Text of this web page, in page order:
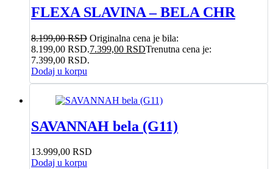
FLEXA SLAVINA – BELA CHR
8.199,00RSD Originalna cena je bila:
8.199,00 RSD.7.399,00 RSDTrenutna cena je:
7.399,00 RSD.
Dodaj u korpu
SAVANNAH bela (G11)
13.999,00 RSD
Dodaj u korpu